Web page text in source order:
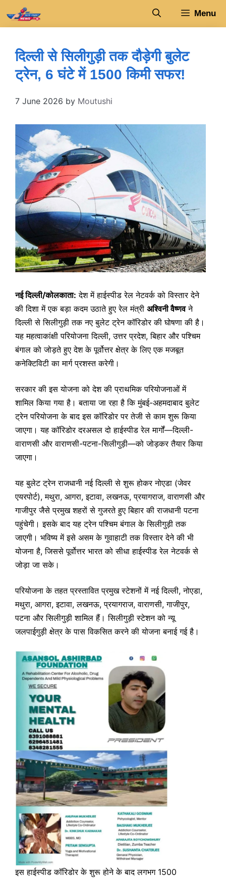
Menu
दिल्ली से सिलीगुड़ी तक दौड़ेगी बुलेट
ट्रेन, 6 घंटे में 1500 किमी सफर!
7 June 2026 by Moutushi
नई दिल्ली/कोलकाता: देश में हाईस्पीड रेल नेटवर्क को विस्तार देने
की दिशा में एक बड़ा कदम उठाते हुए रेल मंत्री अश्विनी वैष्णवने
दिल्ली से सिलीगुड़ी तक नए बुलेट ट्रेन कॉरिडोर की घोषणा की है।
यह महत्वाकांक्षी परियोजना दिल्ली, उत्तर प्रदेश, बिहार और पश्चिम
बंगाल को जोड़ते हुए देश के पूर्वोत्तर क्षेत्र के लिए एक मजबूत
कनेक्टिविटी का मार्ग प्रशस्त करेगी।
सरकार की इस योजना को देश की प्राथमिक परियोजनाओं में
शामिल किया गया है। बताया जा रहा है कि मुंबई-अहमदाबाद बुलेट
ट्रेन परियोजना के बाद इस कॉरिडोर पर तेजी से काम शुरू किया
जाएगा। यह कॉरिडोर दरअसल दो हाईस्पीड रेल मार्गों—दिल्ली-
वाराणसी और वाराणसी-पटना-सिलीगुड़ी—को जोड़कर तैयार किया
जाएगा।
यह बुलेट ट्रेन राजधानी नई दिल्ली से शुरू होकर नोएडा (जेवर
एयरपोर्ट), मथुरा, आगरा, इटावा, लखनऊ, प्रयागराज, वाराणसी और
गाजीपुर जैसे प्रमुख शहरों से गुजरते हुए बिहार की राजधानी पटना
पहुंचेगी। इसके बाद यह ट्रेन पश्चिम बंगाल के सिलीगुड़ी तक
जाएगी। भविष्य में इसे असम के गुवाहाटी तक विस्तार देने की भी
योजना है, जिससे पूर्वोत्तर भारत को सीधा हाईस्पीड रेल नेटवर्क से
जोड़ा जा सके।
परियोजना के तहत प्रस्तावित प्रमुख स्टेशनों में नई दिल्ली, नोएडा,
मथुरा, आगरा, इटावा, लखनऊ, प्रयागराज, वाराणसी, गाजीपुर,
पटना और सिलीगुड़ी शामिल हैं। सिलीगुड़ी स्टेशन को न्यू
जलपाईगुड़ी क्षेत्र के पास विकसित करने की योजना बनाई गई है।
इस हाईस्पीड कॉरिडोर के शुरू होने के बाद लगभग 1500